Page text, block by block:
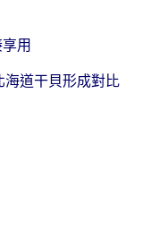
用
道干貝形成對比